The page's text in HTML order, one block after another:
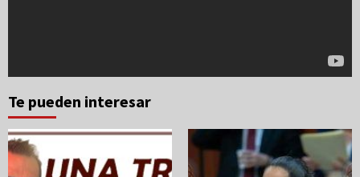
Te pueden interesar